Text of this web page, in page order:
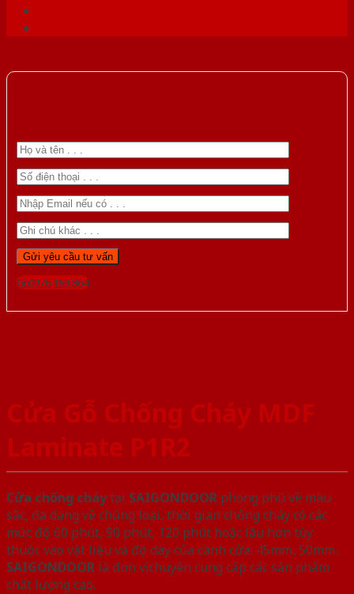
Gọi 0976.169.864
Cửa Gỗ Chống Cháy MDF
Laminate P1R2
Cửa chống cháytại SAIGONDOOR phong phú về màu
sắc, đa dạng về chủng loại, thời gian chống cháy có các
mức độ 60 phút, 90 phút, 120 phút hoặc lâu hơn tùy
thuộc vào vật liệu và độ dày của cánh cửa: 45mm, 50mm.
SAIGONDOOR là đơn vị chuyên cung cấp các sản phẩm
chất lượng cao.